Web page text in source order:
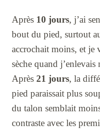
Après 10 jours, j’ai
bout du pied, surtout
accrochait moins, et je
sèche quand j’enlevais
Après 21 jours, la
pied paraissait plus
du talon semblait
contraste avec les